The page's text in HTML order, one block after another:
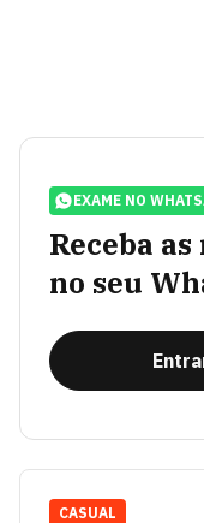
EXAME NO
Receba
no seu
CASUAL